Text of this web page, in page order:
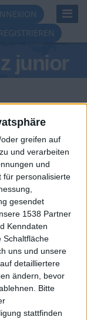
greifen auf
und verarbeiten
und
für personalisierte
gesendet
1538 Partner
Kenndaten
Schaltfläche
uns und unsere
detailliertere
ändern, bevor
Bitte
stattfinden
REGISTRIEREN
junior
visiting